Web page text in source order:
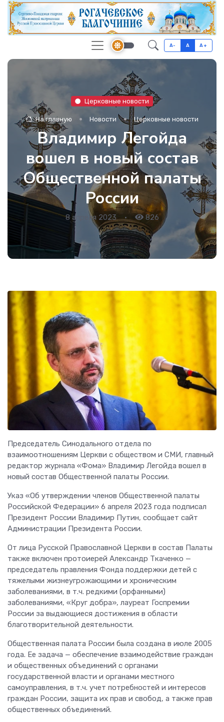
A- A A+
Церковные новости
На главную Новости Церковные новости
Владимир Легойда
вошел в новый состав
Общественной палаты
России
8 апреля 2023 • 826
Председатель Синодального отдела по
взаимоотношениям Церкви с обществом и СМИ, главный
редактор журнала «Фома» Владимир Легойда вошел в
новый состав Общественной палаты России.
Указ «Об утверждении членов Общественной палаты
Российской Федерации» 6 апреля 2023 года подписал
Президент России Владимир Путин, сообщает сайт
Администрации Президента России.
От лица Русской Православной Церкви в состав Палаты
также включен протоиерей Александр Ткаченко —
председатель правления Фонда поддержки детей с
тяжелыми жизнеугрожающими и хроническим
заболеваниями, в т.ч. редкими (орфанными)
заболеваниями, «Круг добра», лауреат Госпремии
России за выдающиеся достижения в области
благотворительной деятельности.
Общественная палата России была создана в июле 2005
года. Ее задача — обеспечение взаимодействие граждан
и общественных объединений с органами
государственной власти и органами местного
самоуправления, в т.ч. учет потребностей и интересов
граждан России, защита их прав и свобод, а также прав
общественных объединений.